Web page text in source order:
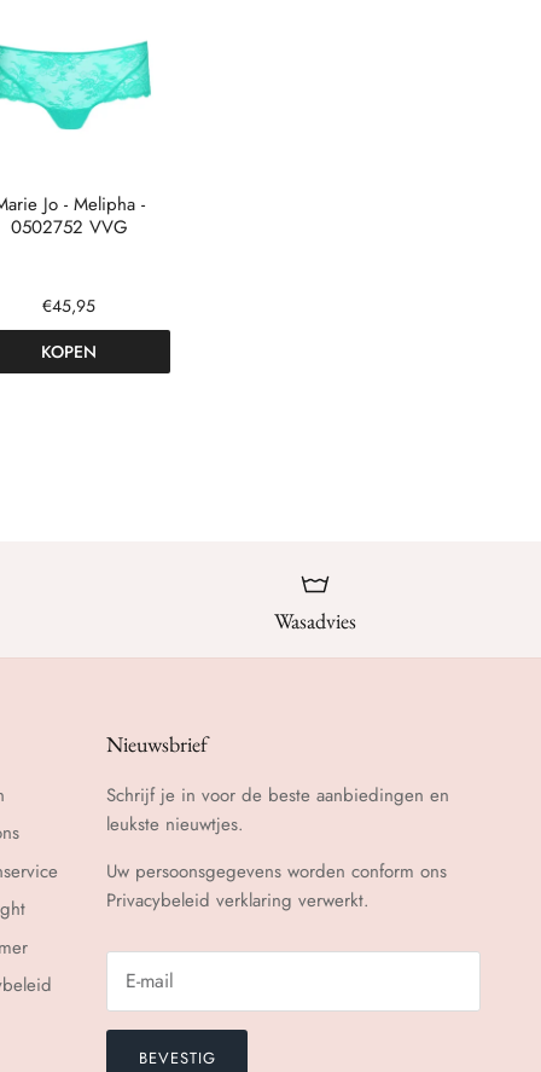
Jo - Melipha -
0502752 VVG
€45,95
KOPEN
Wasadvies
Nieuwsbrief
Schrijf je in voor de beste aanbiedingen en
leukste nieuwtjes.
Uw persoonsgegevens worden conform ons
Privacybeleid verklaring verwerkt.
BEVESTIG